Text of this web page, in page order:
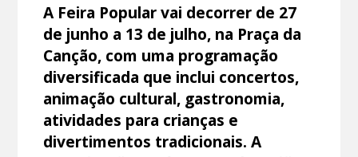
A Feira Popular vai decorrer de 27
de junho a 13 de julho, na Praça da
Canção, com uma programação
diversificada que inclui concertos,
animação cultural, gastronomia,
atividades para crianças e
divertimentos tradicionais. A